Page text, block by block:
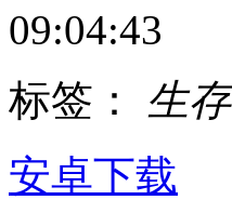
09:04:43
标签： 生存
安卓下载